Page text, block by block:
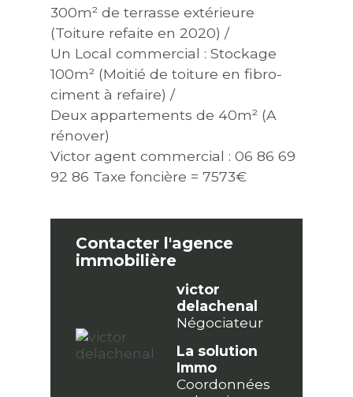
300m² de terrasse extérieure
(Toiture refaite en 2020) /
Un Local commercial : Stockage
100m² (Moitié de toiture en fibro-
ciment à refaire) /
Deux appartements de 40m² (A
rénover)
Victor agent commercial : 06 86 69
92 86 Taxe foncière = 7573€
Contacter l'agence
immobilière
victor
delachenal
Négociateur
La solution
Immo
Coordonnées